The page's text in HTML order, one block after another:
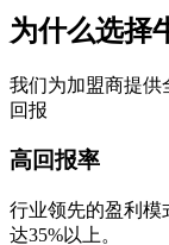
为什么选择
我们为加盟商提供
回报
高回报率
行业领先的盈利模
达35%以上。